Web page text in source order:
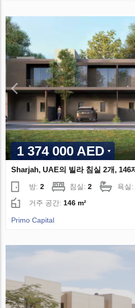
1 374 000 AED
Sharjah, UAE의 빌라 침실 2개, 146
방:2 침실:2 욕실
거주 공간:146 m²
Primo Capital